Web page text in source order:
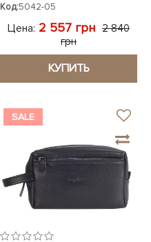
Код:5042-05
Цена: 2 557 грн 2 840
грн
КУПИТЬ
SALE